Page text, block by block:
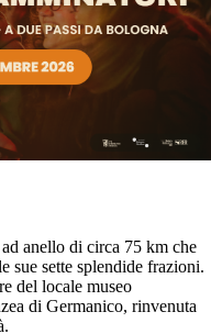
anello di circa 75 km che
sue sette splendide frazioni.
del locale museo
di Germanico, rinvenuta